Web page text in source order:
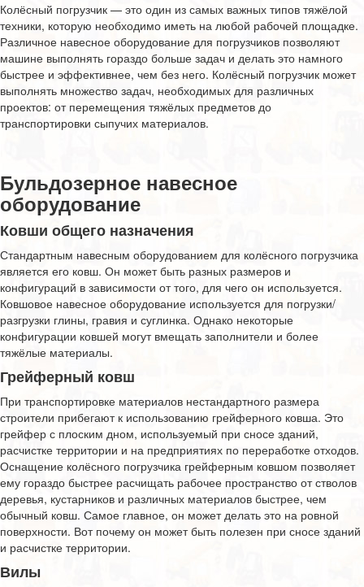
Колёсный погрузчик — это один из самых важных типов тяжёлой
техники, которую необходимо иметь на любой рабочей площадке.
Различное навесное оборудование для погрузчиков позволяют
машине выполнять гораздо больше задач и делать это намного
быстрее и эффективнее, чем без него. Колёсный погрузчик может
выполнять множество задач, необходимых для различных
проектов: от перемещения тяжёлых предметов до
транспортировки сыпучих материалов.
Бульдозерное навесное
оборудование
Ковши общего назначения
Стандартным навесным оборудованием для колёсного погрузчика
является его ковш. Он может быть разных размеров и
конфигураций в зависимости от того, для чего он используется.
Ковшовое навесное оборудование используется для погрузки/
разгрузки глины, гравия и суглинка. Однако некоторые
конфигурации ковшей могут вмещать заполнители и более
тяжёлые материалы.
Грейферный ковш
При транспортировке материалов нестандартного размера
строители прибегают к использованию грейферного ковша. Это
грейфер с плоским дном, используемый при сносе зданий,
расчистке территории и на предприятиях по переработке отходов.
Оснащение колёсного погрузчика грейферным ковшом позволяет
ему гораздо быстрее расчищать рабочее пространство от стволов
деревья, кустарников и различных материалов быстрее, чем
обычный ковш. Самое главное, он может делать это на ровной
поверхности. Вот почему он может быть полезен при сносе зданий
и расчистке территории.
Вилы